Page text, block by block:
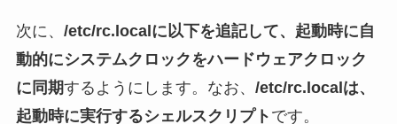
次に、 /etc/rc.localに以下を追記して、起動時に自
動的にシステムクロックをハードウェアクロック
に同期するようにします。なお、 /etc/rc.localは、
起動時に実行するシェルスクリプト です。